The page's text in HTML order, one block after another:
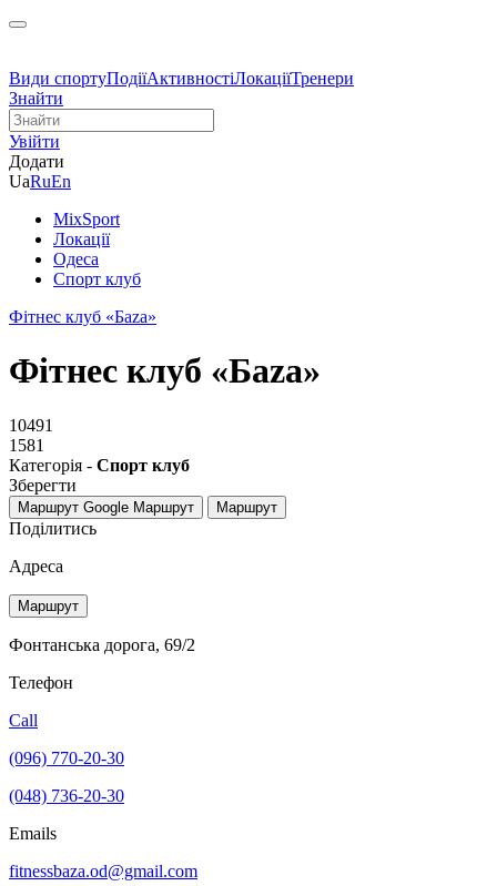
Види спортуПодіїАктивностіЛокаціїТренери
Знайти
Увійти
Додати
UaRuEn
MixSport
Локації
Одеса
Спорт клуб
Фітнес клуб «Баzа»
Фітнес клуб «Баzа»
10491
1581
Категорія - Спорт клуб
Зберегти
Маршрут Google Маршрут Маршрут
Поділитись
Адреса
Маршрут
Фонтанська дорога, 69/2
Телефон
Call
(096) 770-20-30
(048) 736-20-30
Emails
fitnessbaza.od@gmail.com